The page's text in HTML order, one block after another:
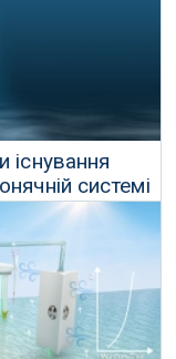
існування
системі